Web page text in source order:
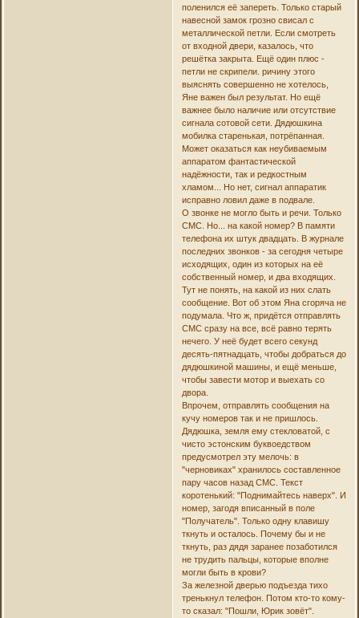
поленился её запереть. Только старый
навесной замок грозно свисал с
металлической петли. Если смотреть
от входной двери, казалось, что
решётка закрыта. Ещё один плюс -
петли не скрипели. ричину этого
выяснять совершенно не хотелось,
Яне важен был результат. Но ещё
важнее было наличие или отсутствие
сигнала сотовой сети. Дядюшкина
мобилка старенькая, потрёпанная.
Может оказаться как неубиваемым
аппаратом фантастической
надёжности, так и редкостным
хламом... Но нет, сигнал аппаратик
исправно ловил даже в подвале.
О звонке не могло быть и речи. Только
СМС. Но... на какой номер? В памяти
телефона их штук двадцать. В журнале
последних звонков - за сегодня четыре
исходящих, один из которых на её
собственный номер, и два входящих.
Тут не понять, на какой из них слать
сообщение. Вот об этом Яна сгоряча не
подумала. Что ж, придётся отправлять
СМС сразу на все, всё равно терять
нечего. У неё будет всего секунд
десять-пятнадцать, чтобы добраться до
дядюшкиной машины, и ещё меньше,
чтобы завести мотор и выехать со
двора.
Впрочем, отправлять сообщения на
кучу номеров так и не пришлось.
Дядюшка, земля ему стекловатой, с
чисто эстонским буквоедством
предусмотрел эту мелочь: в
"черновиках" хранилось составленное
пару часов назад СМС. Текст
коротенький: "Поднимайтесь наверх". И
номер, загодя вписанный в поле
"Получатель". Только одну клавишу
ткнуть и осталось. Почему бы и не
ткнуть, раз дядя заранее позаботился
не трудить пальцы, которые вполне
могли быть в крови?
За железной дверью подъезда тихо
тренькнул телефон. Потом кто-то кому-
то сказал: "Пошли, Юрик зовёт".